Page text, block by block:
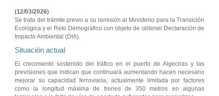
(12/03/2026)
Se trata del trámite previo a su remisión al Ministerio para la Transición
Ecológica y el Reto Demográfico con objeto de obtener Declaración de
Impacto Ambiental (DIA).
Situación actual
El crecimiento sostenido del tráfico en el puerto de Algeciras y las
previsiones que indican que continuará aumentando hacen necesario
mejorar su capacidad ferroviaria, actualmente limitada por factores
como la longitud máxima de trenes de 350 metros en algunas